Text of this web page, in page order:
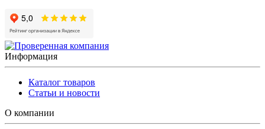
Информация
Каталог товаров
Статьи и новости
О компании